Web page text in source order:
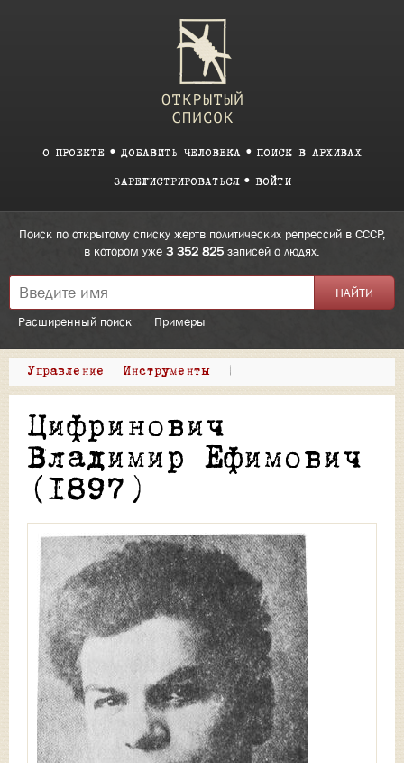
О ПРОЕКТЕ ДОБАВИТЬ ЧЕЛОВЕКА ПОИСК В АРХИВАХ
ЗАРЕГИСТРИРОВАТЬСЯ ВОЙТИ
Поиск по открытому списку жертв политических репрессий в СССР,
в котором уже 3 352 825 записей о людях.
Расширенный поиск Примеры
Управление Инструменты |
Цифринович
Владимир Ефимович
(1897)